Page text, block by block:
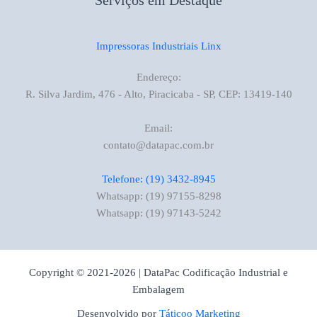
Impressoras Industriais Linx
Endereço:
R. Silva Jardim, 476 - Alto, Piracicaba - SP, CEP: 13419-140
Email:
contato@datapac.com.br
Telefone: (19) 3432-8945
Whatsapp: (19) 97155-8298
Whatsapp: (19) 97143-5242
Copyright © 2021-2026 | DataPac Codificação Industrial e
Embalagem
Desenvolvido por Táticoo Marketing